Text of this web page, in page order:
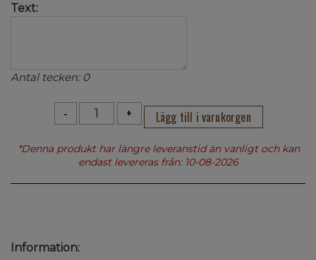
Text:
Antal tecken: 0
- +
*Denna produkt har längre leveranstid än vanligt och kan
endast levereras från: 10-08-2026
Information: